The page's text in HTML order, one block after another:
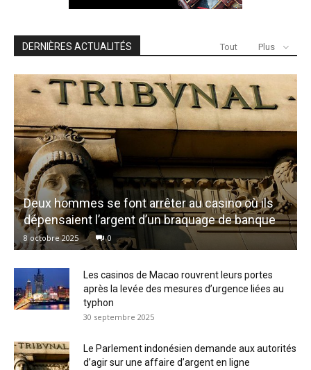
DERNIÈRES ACTUALITÉS Tout Plus
Deux hommes se font arrêter au casino où ils
dépensaient l’argent d’un braquage de banque
8 octobre 2025 0
Les casinos de Macao rouvrent leurs portes
après la levée des mesures d’urgence liées au
typhon
30 septembre 2025
Le Parlement indonésien demande aux autorités
d’agir sur une affaire d’argent en ligne